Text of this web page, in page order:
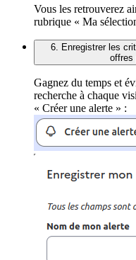
Vous les retrouverez
rubrique « Ma
6. Enregistrer les
offres
Gagnez du temps et
recherche à chaque
« Créer une alerte » :